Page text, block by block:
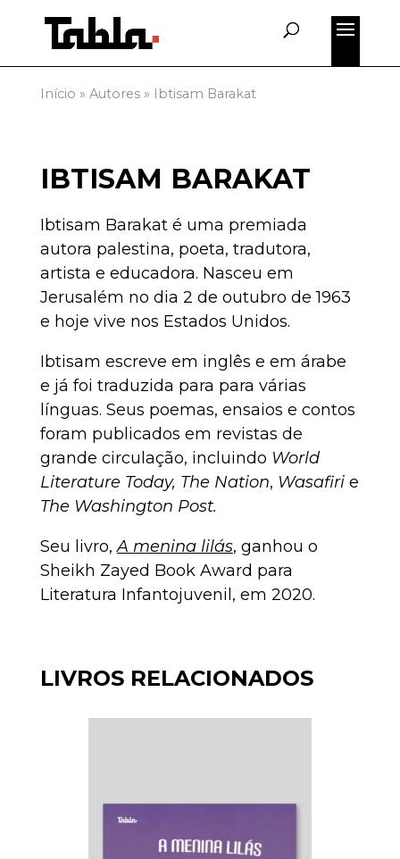
Início » Autores» Ibtisam Barakat
IBTISAM BARAKAT
Ibtisam Barakat é uma premiada
autora palestina, poeta, tradutora,
artista e educadora. Nasceu em
Jerusalém no dia 2 de outubro de 1963
e hoje vive nos Estados Unidos.
Ibtisam escreve em inglês e em árabe
e já foi traduzida para para várias
línguas. Seus poemas, ensaios e contos
foram publicados em revistas de
grande circulação, incluindo World
Literature Today, The Nation, Wasafirie
The Washington Post.
Seu livro,A menina lilás, ganhou o
Sheikh Zayed Book Award para
Literatura Infantojuvenil, em 2020.
LIVROS RELACIONADOS